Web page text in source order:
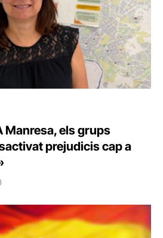
Manresa, els grups
prejudicis cap a